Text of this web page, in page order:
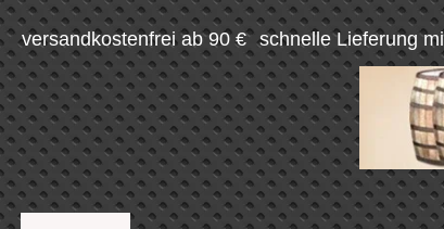
versandkostenfrei ab 90 € schnelle Lieferung